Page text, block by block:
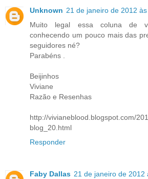
Unknown 21 de janeiro de 2012 às
Muito legal essa coluna de
conhecendo um pouco mais das
seguidores né?
Parabéns .
Beijinhos
Viviane
Razão e Resenhas
http://vivianeblood.blogspot.com/
blog_20.html
Responder
Faby Dallas 21 de janeiro de 2012